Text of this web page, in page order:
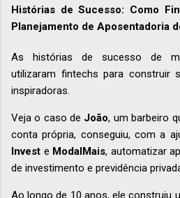
Histórias de Sucesso: Como
Planejamento de Aposentadoria
As histórias de sucesso de
utilizaram fintechs para construir
inspiradoras.
Veja o caso de João, um barbeiro
conta própria, conseguiu, com a
Invest e ModalMais, automatizar
de investimento e previdência